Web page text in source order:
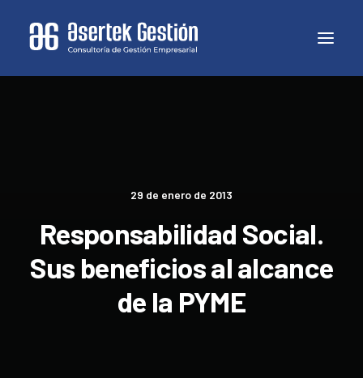
29 de enero de 2013
Responsabilidad Social.
Sus beneficios al alcance
de la PYME